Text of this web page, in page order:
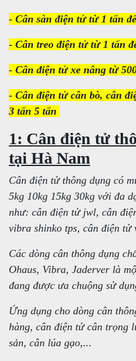
- Cân sàn điện tử từ 1 tấn
- Cân treo điện tử từ 1 tấn
- Cân điện tử xe nâng từ
- Cân điện tử cân bò, cân
3 tấn 5 tấn
1: Cân điện tử
tại Hà Nam
Cân điện tử thông dụng có
5kg 10kg 15kg 30kg với đa
như: cân điện tử jwl, cân
vibra shinko tps, cân điện tử
Các dòng cân thông dụng
Ohaus, Vibra, Jaderver là
đang được ưa chuộng sử
Ứng dụng cho dòng cân
hàng, cân điện tử cân trọng
sản, cân lúa gạo,...